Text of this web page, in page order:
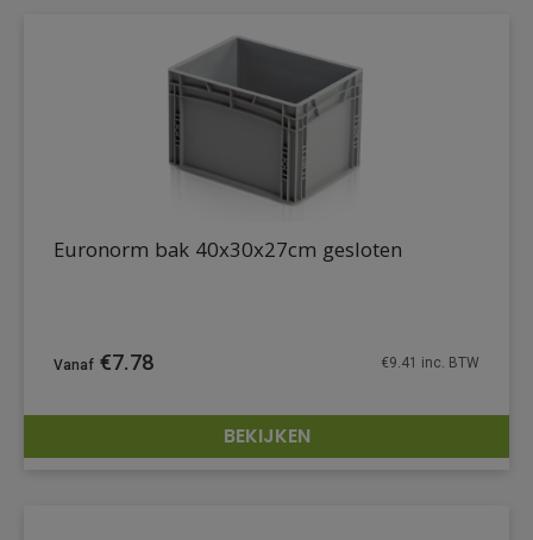
DETAILS
Euronorm bak 40x30x27cm gesloten
€7.78 €9.41 inc. BTW
BEKIJKEN